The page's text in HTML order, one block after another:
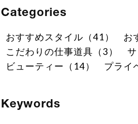
Categories
おすすめスタイル（41） お
こだわりの仕事道具（3）
ビューティー（14）
プライ
Keywords